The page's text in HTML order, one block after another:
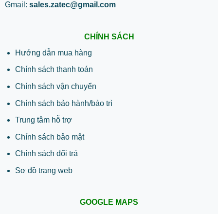
Gmail: sales.zatec@gmail.com
CHÍNH SÁCH
Hướng dẫn mua hàng
Chính sách thanh toán
Chính sách vận chuyển
Chính sách bảo hành/bảo trì
Trung tâm hỗ trợ
Chính sách bảo mật
Chính sách đổi trả
Sơ đồ trang web
GOOGLE MAPS